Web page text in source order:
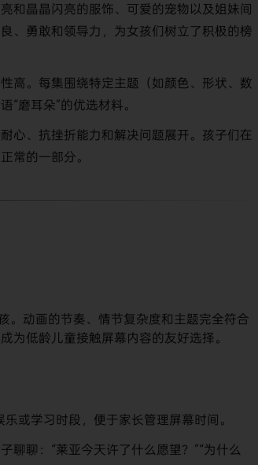
和晶晶闪亮的服饰、可爱的宠物以及姐妹间
、勇敢和领导力，为女孩们树立了积极的榜
高。每集围绕特定主题（如颜色、形状、数
磨耳朵”的优选材料。
心、抗挫折能力和解决问题展开。孩子们在
常的一部分。
。动画的节奏、情节复杂度和主题完全符合
为低龄儿童接触屏幕内容的友好选择。
或学习时段，便于家长管理屏幕时间。
聊聊：“莱亚今天许了什么愿望？”“为什么